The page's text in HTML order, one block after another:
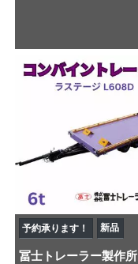
予約承ります！ 新品
冨士トレーラー製作所